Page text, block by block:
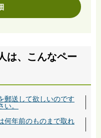
は、こんなペー
郵送して欲しいのです
。
何年前のものまで取れ